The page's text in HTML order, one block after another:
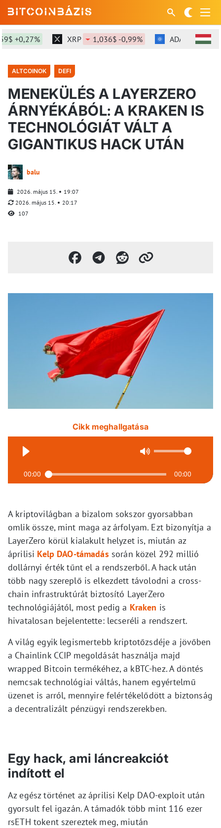
+0,27% XRP 1,036$ -0,99% ADA 0,2$
ALTCOINOK DEFI
MENEKÜLÉS A LAYERZERO
ÁRNYÉKÁBÓL: A KRAKEN IS
TECHNOLÓGIÁT VÁLT A
GIGANTIKUS HACK UTÁN
balu
2026. május 15.
19:07
2026. május 15.
20:17
107
Cikk meghallgatása
00:00 00:00
A kriptovilágban a bizalom sokszor gyorsabban
omlik össze, mint maga az árfolyam. Ezt bizonyítja a
LayerZero körül kialakult helyzet is, miután az
áprilisi Kelp DAO-támadás során közel 292 millió
dollárnyi érték tűnt el a rendszerből. A hack után
több nagy szereplő is elkezdett távolodni a cross-
chain infrastruktúrát biztosító LayerZero
technológiájától, most pedig a Kraken is
hivatalosan bejelentette: lecseréli a rendszert.
A világ egyik legismertebb kriptotőzsdéje a jövőben
a Chainlink CCIP megoldását használja majd
wrapped Bitcoin termékéhez, a kBTC-hez. A döntés
nemcsak technológiai váltás, hanem egyértelmű
üzenet is arról, mennyire felértékelődött a biztonság
a decentralizált pénzügyi rendszerekben.
Egy hack, ami láncreakciót
indított el
Az egész történet az áprilisi Kelp DAO-exploit után
gyorsult fel igazán. A támadók több mint 116 ezer
rsETH tokent szereztek meg, miután